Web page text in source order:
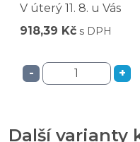
V úterý 11. 8. u Vás
918,39 Kč s DPH
- +
Další varianty